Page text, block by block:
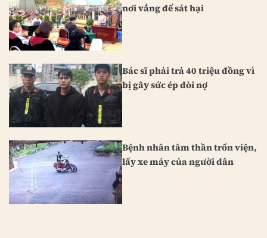
nơi vắng để sát hại
Bác sĩ phải trả 40 triệu đồng vì
bị gây sức ép đòi nợ
Bệnh nhân tâm thần trốn viện,
lấy xe máy của người dân